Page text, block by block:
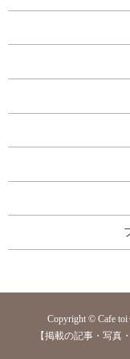
Copyright © Cafe
【掲載の記事・写真